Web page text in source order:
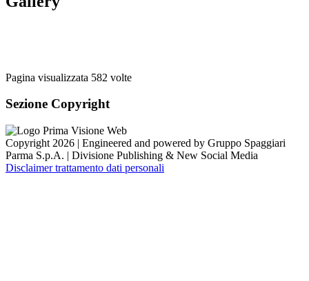
Pagina visualizzata 582 volte
Sezione Copyright
Copyright 2026 | Engineered and powered by Gruppo Spaggiari
Parma S.p.A. | Divisione Publishing & New Social Media
Disclaimer trattamento dati personali